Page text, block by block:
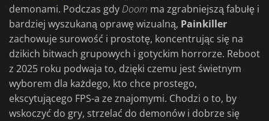
demonami. Podczas gdyDoom ma zgrabniejszą fabułę i
bardziej wyszukaną oprawę wizualną, Painkiller
zachowuje surowość i prostotę, koncentrując się na
dzikich bitwach grupowych i gotyckim horrorze. Reboot
z 2025 roku podwaja to, dzięki czemu jest świetnym
wyborem dla każdego, kto chce prostego,
ekscytującego FPS-a ze znajomymi. Chodzi o to, by
wskoczyć do gry, strzelać do demonów i dobrze się